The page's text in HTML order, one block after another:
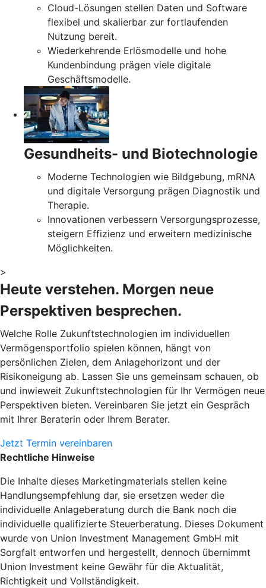
Cloud-Lösungen stellen Daten und Software
flexibel und skalierbar zur fortlaufenden
Nutzung bereit.
Wiederkehrende Erlösmodelle und hohe
Kundenbindung prägen viele digitale
Geschäftsmodelle.
Gesundheits- und Biotechnologie
Moderne Technologien wie Bildgebung, mRNA
und digitale Versorgung prägen Diagnostik und
Therapie.
Innovationen verbessern Versorgungsprozesse,
steigern Effizienz und erweitern medizinische
Möglichkeiten.
>
Heute verstehen. Morgen neue
Perspektiven besprechen.
Welche Rolle Zukunftstechnologien im individuellen
Vermögensportfolio spielen können, hängt von
persönlichen Zielen, dem Anlagehorizont und der
Risikoneigung ab. Lassen Sie uns gemeinsam schauen, ob
und inwieweit Zukunftstechnologien für Ihr Vermögen neue
Perspektiven bieten. Vereinbaren Sie jetzt ein Gespräch
mit Ihrer Beraterin oder Ihrem Berater.
Jetzt Termin vereinbaren
Rechtliche Hinweise
Die Inhalte dieses Marketingmaterials stellen keine
Handlungsempfehlung dar, sie ersetzen weder die
individuelle Anlageberatung durch die Bank noch die
individuelle qualifizierte Steuerberatung. Dieses Dokument
wurde von Union Investment Management GmbH mit
Sorgfalt entworfen und hergestellt, dennoch übernimmt
Union Investment keine Gewähr für die Aktualität,
Richtigkeit und Vollständigkeit.